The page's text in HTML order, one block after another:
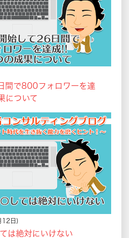
間で800フォロワーを達
について
12日)
は絶対にいけない